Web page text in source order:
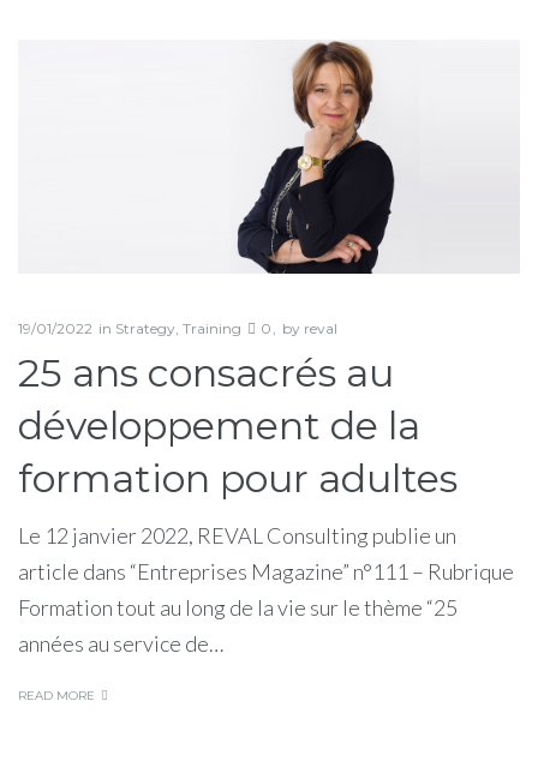
19/01/2022 in Strategy, Training 0 by reval
25 ans consacrés au
développement de la
formation pour adultes
Le 12 janvier 2022, REVAL Consulting publie un
article dans “Entreprises Magazine” n°111 – Rubrique
Formation tout au long de la vie sur le thème “25
années au service de…
READ MORE